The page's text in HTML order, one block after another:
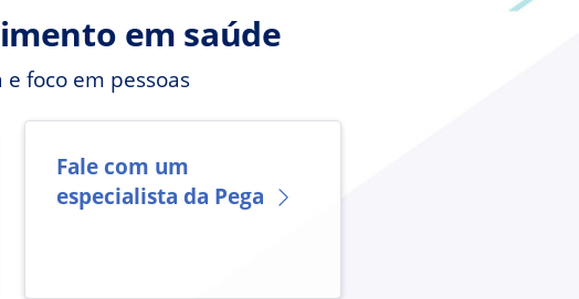
em saúde
foco em pessoas
Fale com um
especialista da Pega